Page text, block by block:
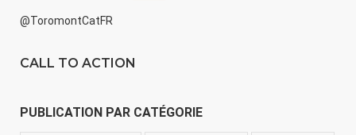
@ToromontCatFR
CALL TO ACTION
PUBLICATION PAR CATÉGORIE